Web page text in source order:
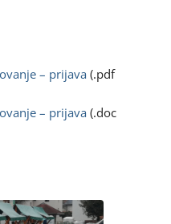
– prijava (.pdf
– prijava (.doc